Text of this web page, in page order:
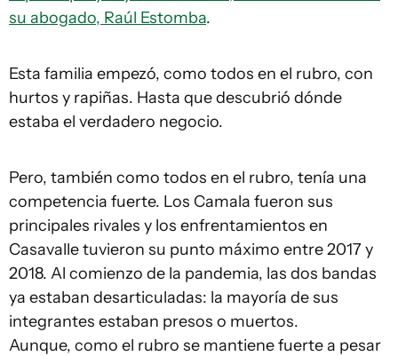
su abogado, Raúl Estomba.
Esta familia empezó, como todos en el rubro, con
hurtos y rapiñas. Hasta que descubrió dónde
estaba el verdadero negocio.
Pero, también como todos en el rubro, tenía una
competencia fuerte. Los Camala fueron sus
principales rivales y los enfrentamientos en
Casavalle tuvieron su punto máximo entre 2017 y
2018. Al comienzo de la pandemia, las dos bandas
ya estaban desarticuladas: la mayoría de sus
integrantes estaban presos o muertos.
Aunque, como el rubro se mantiene fuerte a pesar